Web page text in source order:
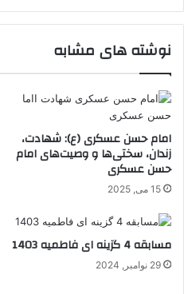
مدثر
زهرا
سلام
الله
علیها
نوشته های مشابه
امام حسن عسکری (ع): شهادت،
زندان، سختی‌ها و وصیت‌های امام
حسن عسکری
15 می, 2025
مسابقه 4 گزینه ای فاطمیه 1403
29 نوامبر, 2024